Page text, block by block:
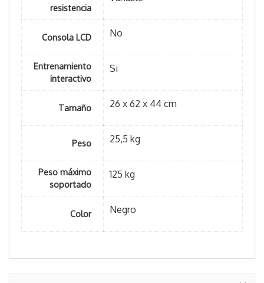
resistencia
Consola LCD No
Entrenamiento
interactivo
Si
Tamaño 26 x 62 x 44 cm
Peso 25,5 kg
Peso máximo
soportado
125 kg
Color Negro